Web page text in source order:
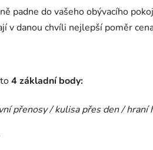
padne do vašeho obývacího
v danou chvíli nejlepší poměr
4 základní body:
přenosy / kulisa přes den / hraní